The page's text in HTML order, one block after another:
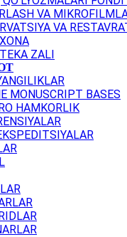
VA
VA
ZALI
MONUSCRIPT BASES
HAMKORLIK